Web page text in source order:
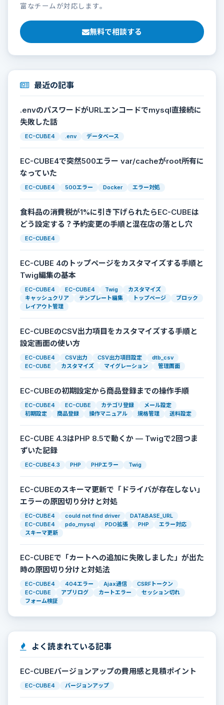
富なチームが対応します。
無料で相談する
最近の記事
.envのパスワードがURLエンコードでmysql直接続に
失敗した話
EC-CUBE4 .env データベース
EC-CUBE4で突然500エラー var/cacheがroot所有に
なっていた
EC-CUBE4 500エラー Docker エラー対処
食料品の消費税が1%に引き下げられたらEC-CUBEは
どう設定する？予約変更の手順と混在店の落とし穴
EC-CUBE4
EC-CUBE 4のトップページをカスタマイズする手順と
Twig編集の基本
EC-CUBE4 EC-CUBE4 Twig
カスタマイズ
キャッシュクリア
テンプレート編集 トップページ
ブロック
レイアウト管理
EC-CUBEのCSV出力項目をカスタマイズする手順と
設定画面の使い方
EC-CUBE4 CSV出力 CSV出力項目設定
dtb_csv
EC-CUBE
カスタマイズ マイグレーション 管理画面
EC-CUBEの初期設定から商品登録までの操作手順
EC-CUBE4 EC-CUBE カテゴリ登録
メール設定
初期設定
商品登録 操作マニュアル 規格管理 送料設定
EC-CUBE 4.3はPHP 8.5で動くか — Twigで2回つま
ずいた記録
EC-CUBE4.3 PHP PHPエラー Twig
EC-CUBEのスキーマ更新で「ドライバが存在しない」
エラーの原因切り分けと対処
EC-CUBE4 could not find driver
DATABASE_URL
EC-CUBE4
pdo_mysql PDO拡張 PHP
エラー対応
スキーマ更新
EC-CUBEで「カートへの追加に失敗しました」が出た
時の原因切り分けと対処法
EC-CUBE4 404エラー Ajax通信
CSRFトークン
EC-CUBE
アプリログ カートエラー
セッション切れ
フォーム検証
よく読まれている記事
EC-CUBEバージョンアップの費用感と見積ポイント
EC-CUBE4 バージョンアップ